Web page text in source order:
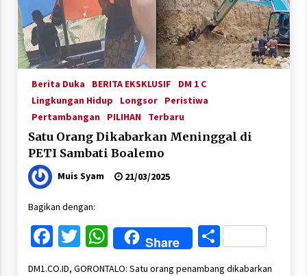
Berita Duka BERITA EKSKLUSIF
DM 1 C
Lingkungan Hidup
Longsor
Peristiwa
Pertambangan
PILIHAN Terbaru
Satu Orang Dikabarkan Meninggal di
PETI Sambati Boalemo
Muis Syam 21/03/2025
Bagikan dengan:
Facebook
Twitter
WhatsApp
Share Share
DM1.CO.ID, GORONTALO: Satu orang penambang dikabarkan